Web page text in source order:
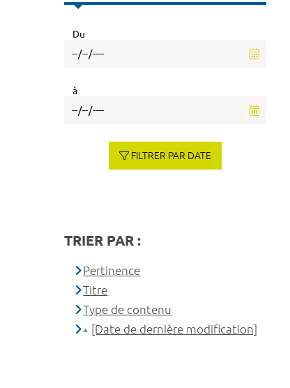
Du
à
FILTRER PAR DATE
TRIER PAR :
Pertinence
Titre
Type de contenu
[Date de dernière modification]